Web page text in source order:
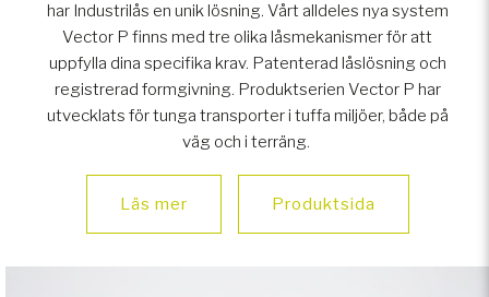
har Industrilås en unik lösning. Vårt alldeles nya system
Vector P finns med tre olika låsmekanismer för att
uppfylla dina specifika krav. Patenterad låslösning och
registrerad formgivning. Produktserien Vector P har
utvecklats för tunga transporter i tuffa miljöer, både på
väg och i terräng.
Läs mer Produktsida